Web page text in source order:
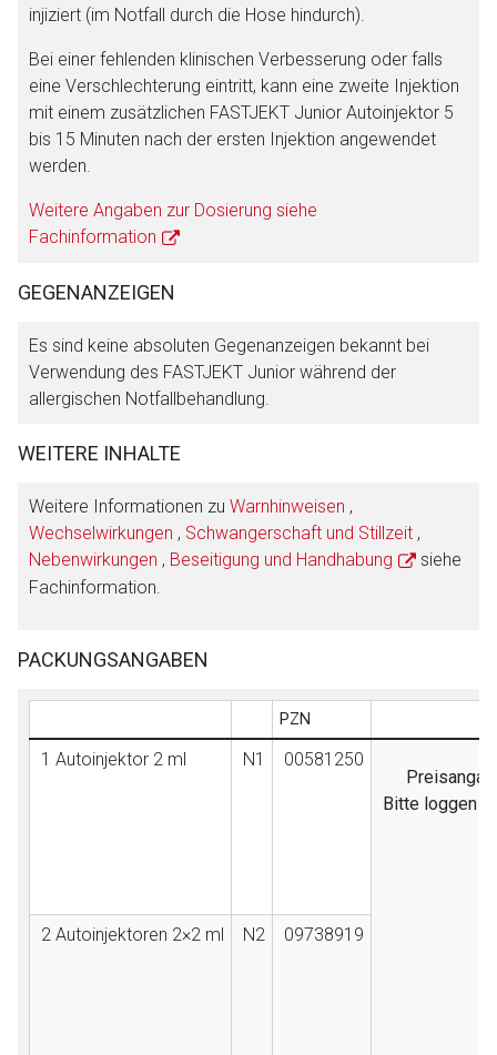
injiziert (im Notfall durch die Hose hindurch).
Bei einer fehlenden klinischen Verbesserung oder falls
eine Verschlechterung eintritt, kann eine zweite Injektion
mit einem zusätzlichen FASTJEKT Junior Autoinjektor 5
bis 15 Minuten nach der ersten Injektion angewendet
werden.
Weitere Angaben zur Dosierung siehe
Fachinformation
GEGENANZEIGEN
Es sind keine absoluten Gegenanzeigen bekannt bei
Verwendung des FASTJEKT Junior während der
allergischen Notfallbehandlung.
WEITERE INHALTE
Weitere Informationen zu Warnhinweisen ,
Wechselwirkungen , Schwangerschaft und Stillzeit ,
Nebenwirkungen , Beseitigung und Handhabung
siehe
Fachinformation.
PACKUNGSANGABEN
PZN
1 Autoinjektor 2 ml N1
00581250
Bitte loggen
2 Autoinjektoren 2×2 ml N2 09738919